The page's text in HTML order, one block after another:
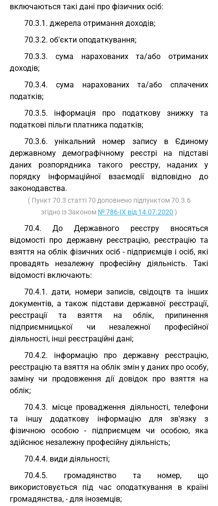
включаються такі дані про фізичних осіб:
70.3.1. джерела отримання доходів;
70.3.2. об'єкти оподаткування;
70.3.3. сума нарахованих та/або отриманих
доходів;
70.3.4. сума нарахованих та/або сплачених
податків;
70.3.5. інформація про податкову знижку та
податкові пільги платника податків;
70.3.6. унікальний номер запису в Єдиному
державному демографічному реєстрі на підставі
даних розпорядника такого реєстру, наданих у
порядку інформаційної взаємодії відповідно до
законодавства.
( Пункт 70.3 статті 70 доповнено підпунктом 70.3.6
згідно із Законом № 786-IX від 14.07.2020 )
70.4. До Державного реєстру вносяться
відомості про державну реєстрацію, реєстрацію та
взяття на облік фізичних осіб - підприємців і осіб, які
провадять незалежну професійну діяльність. Такі
відомості включають:
70.4.1. дати, номери записів, свідоцтв та інших
документів, а також підстави державної реєстрації,
реєстрації та взяття на облік, припинення
підприємницької чи незалежної професійної
діяльності, інші реєстраційні дані;
70.4.2. інформацію про державну реєстрацію,
реєстрацію та взяття на облік змін у даних про особу,
заміну чи продовження дії довідок про взяття на
облік;
70.4.3. місце провадження діяльності, телефони
та іншу додаткову інформацію для зв'язку з
фізичною особою - підприємцем чи особою, яка
здійснює незалежну професійну діяльність;
70.4.4. види діяльності;
70.4.5. громадянство та номер, що
використовується під час оподаткування в країні
громадянства, - для іноземців;